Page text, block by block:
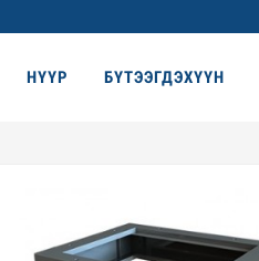
НҮҮР БҮТЭЭГДЭХҮҮН